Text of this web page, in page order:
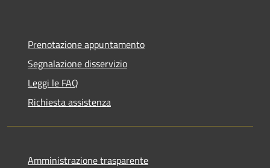
Prenotazione appuntamento
Segnalazione disservizio
Leggi le FAQ
Richiesta assistenza
Amministrazione trasparente